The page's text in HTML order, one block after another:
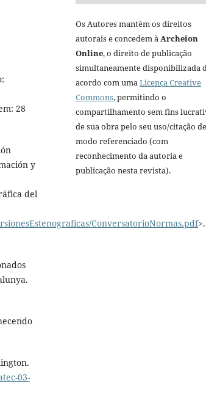
28
y
del
ConversatorioNormas.pdf>.
03-
Os Autores mantêm os direitos
autorais e concedem àArcheion
Online, o direito de publicação
simultaneamente disponibilizada
acordo com umaLicença Creative
Commons, permitindo o
compartilhamento sem fins
de sua obra pelo seu uso/citação de
modo referenciado (com
reconhecimento da autoria e
publicação nesta revista).